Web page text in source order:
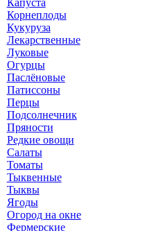
Капуста
Корнеплоды
Кукуруза
Лекарственные
Луковые
Огурцы
Паслёновые
Патиссоны
Перцы
Подсолнечник
Пряности
Редкие овощи
Салаты
Томаты
Тыквенные
Тыквы
Ягоды
Огород на окне
Фермерские